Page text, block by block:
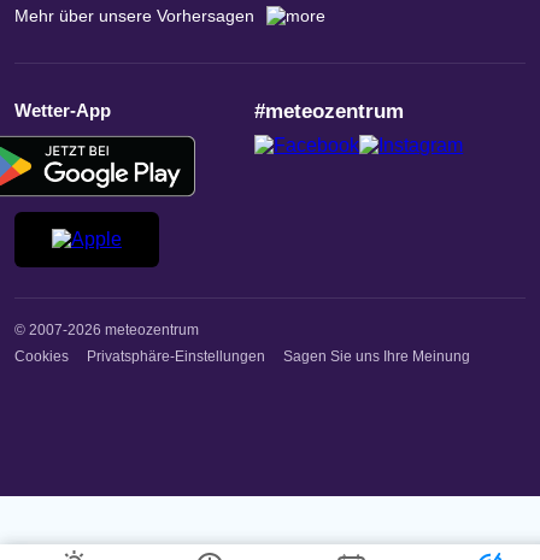
Mehr über unsere Vorhersagen
Wetter-App #meteozentrum
© 2007-2026 meteozentrum
Cookies
Privatsphäre-Einstellungen Sagen Sie uns Ihre Meinung